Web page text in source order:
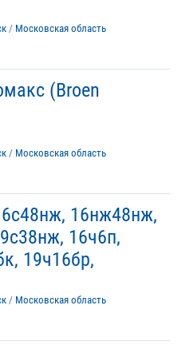
/ Московская область
(Broen
/ Московская область
16нж48нж,
16ч6п,
19ч16бр,
/ Московская область